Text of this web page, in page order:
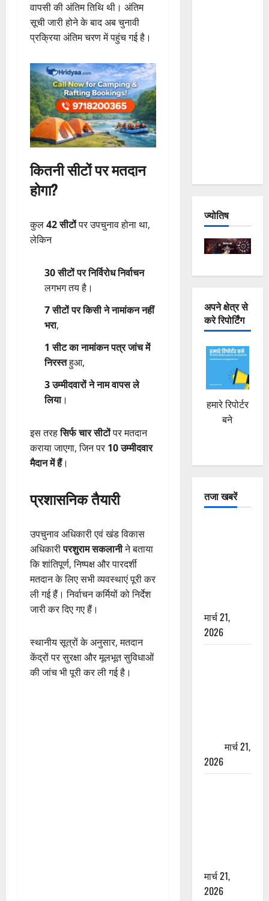
वापसी की अंतिम तिथि थी। अंतिम
सूची जारी होने के बाद अब चुनावी
प्रक्रिया अंतिम चरण में पहुंच गई है।
कितनी सीटों पर मतदान
होगा?
कुल42 सीटोंपर उपचुनाव होना था,
लेकिन
30 सीटों पर निर्विरोध निर्वाचन
लगभग तय है।
7 सीटों पर किसी ने नामांकन नहीं
भरा,
1 सीट का नामांकन पत्र जांच में
निरस्तहुआ,
3 उम्मीदवारों ने नाम वापस ले
लिया।
इस तरहसिर्फ चार सीटोंपर मतदान
कराया जाएगा, जिन पर 10 उम्मीदवार
मैदान में हैं।
प्रशासनिक तैयारी
उपचुनाव अधिकारी एवं खंड विकास
अधिकारीपरशुराम सकलानीने बताया
कि शांतिपूर्ण, निष्पक्ष और पारदर्शी
मतदान के लिए सभी व्यवस्थाएं पूरी कर
ली गई हैं। निर्वाचन कर्मियों को निर्देश
जारी कर दिए गए हैं।
स्थानीय सूत्रों के अनुसार, मतदान
केंद्रों पर सुरक्षा और मूलभूत सुविधाओं
की जांच भी पूरी कर ली गई है।
ज्योतिष
अपने क्षेत्र से
करे रिपोर्टिंग
हमारे रिपोर्टर
बने
तजा खबरें
मार्च 21,
2026
मार्च 21,
2026
मार्च 21,
2026